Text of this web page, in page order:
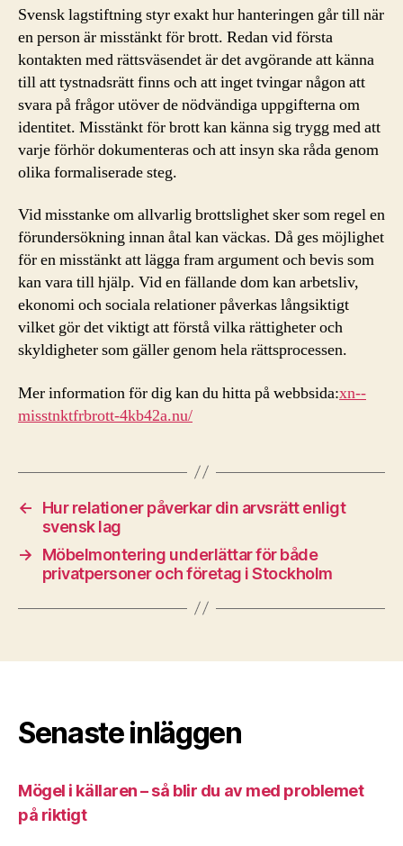
Svensk lagstiftning styr exakt hur hanteringen går till när
en person är misstänkt för brott. Redan vid första
kontakten med rättsväsendet är det avgörande att känna
till att tystnadsrätt finns och att inget tvingar någon att
svara på frågor utöver de nödvändiga uppgifterna om
identitet. Misstänkt för brott kan känna sig trygg med att
varje förhör dokumenteras och att insyn ska råda genom
olika formaliserade steg.
Vid misstanke om allvarlig brottslighet sker som regel en
förundersökning innan åtal kan väckas. Då ges möjlighet
för en misstänkt att lägga fram argument och bevis som
kan vara till hjälp. Vid en fällande dom kan arbetsliv,
ekonomi och sociala relationer påverkas långsiktigt
vilket gör det viktigt att förstå vilka rättigheter och
skyldigheter som gäller genom hela rättsprocessen.
Mer information för dig kan du hitta på webbsida:xn--
misstnktfrbrott-4kb42a.nu/
←
Hur relationer påverkar din arvsrätt enligt
svensk lag
→
Möbelmontering underlättar för både
privatpersoner och företag i Stockholm
Senaste inläggen
Mögel i källaren – så blir du av med problemet
på riktigt